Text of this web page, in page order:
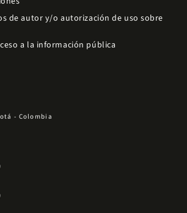
de autor y/o autorización de uso sobre
a la información pública
- Colombia